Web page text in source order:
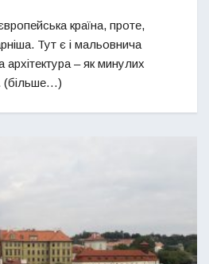
країна, проте,
Тут є і мальовнича
– як минулих
(більше…)